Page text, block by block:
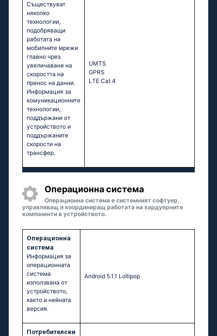
Съществуват
няколко
технологии,
подобряващи
работата на
мобилните мрежи
главно чрез
увеличаване на
скоростта на
пренос на данни.
Информация за
комуникационните
технологии,
поддържани от
устройството и
поддържаните
скорости на
трансфер.
UМТS
GРRS
LТЕ Саt 4
Операционна система
Операционна система е системният софтуер,
управляващ и координиращ работата на хардуерните
компоненти в устройството.
Операционна
система
Информация за
операционната
система
използвана от
устройството,
както и нейната
версия.
Аndrоid 5.1.1 Lоlliрор
Потребителски